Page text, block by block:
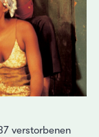
verstorbenen